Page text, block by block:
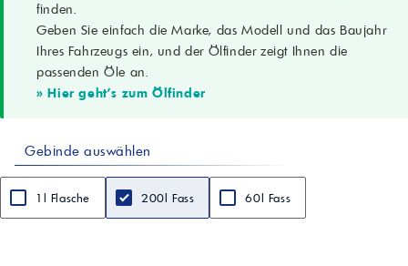
4-Takt-Motorradmotoren, Getriebe, Nasskupplungen
Empfohlene Anwendung
Hochleistungs-Motorräder, anspruchsvolle und schwere
Fahrbedingungen
Kompatible Fahrzeuge
Motorräder führender japanischer, europäischer und amerikanischer
Hersteller (gemäß Handbuch)
0,856 g/cm³ (ASTM D4052)
19,64 mm²/s (cSt) (ASTM D445)
Viskositätsindex
171 (ASTM D2270)
finden.
Geben Sie einfach die Marke, das Modell und das Baujahr
Ihres Fahrzeugs ein, und der Ölfinder zeigt Ihnen die
passenden Öle an.
» Hier geht's zum Ölfinder
Gebinde auswählen
1l Flasche 200l Fass 60l Fass